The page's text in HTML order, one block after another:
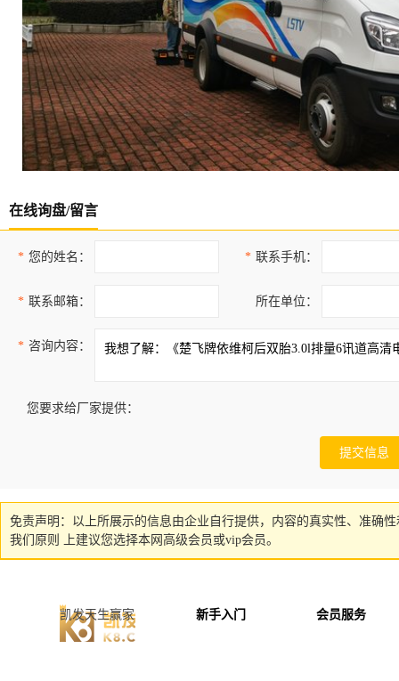
在线询盘/留言
* 您的姓名： * 联系手机：
* 联系邮箱： 所在单位：
* 咨询内容：
您要求给厂家提供：
免责声明：以上所展示的信息由企业自行提供，内容的真实性、准确
我们原则 上建议您选择本网高级会员或vip会员。
凯发天生赢家 新手入门 会员服务